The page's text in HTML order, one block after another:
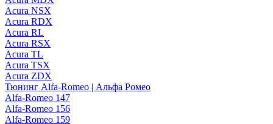
Acura NSX
Acura RDX
Acura RL
Acura RSX
Acura TL
Acura TSX
Acura ZDX
Тюнинг Alfa-Romeo | Альфа Ромео
Alfa-Romeo 147
Alfa-Romeo 156
Alfa-Romeo 159